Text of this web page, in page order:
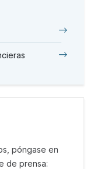
póngase en
de prensa: